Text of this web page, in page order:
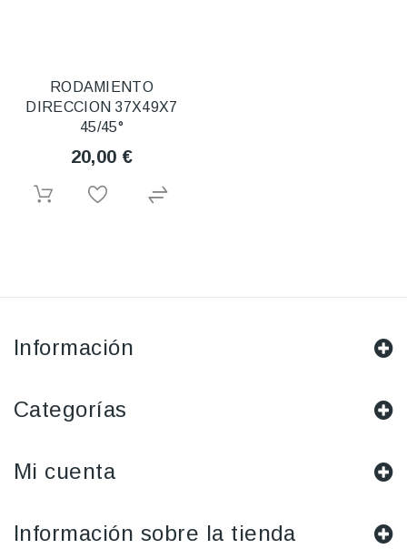
RODAMIENTO
DIRECCION 37X49X7
45/45°
20,00 €
Información
Categorías
Mi cuenta
Información sobre la tienda